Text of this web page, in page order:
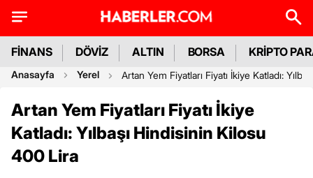
FİNANS DÖVİZ ALTIN BORSA KRİPTO
Anasayfa Yerel Artan Yem Fiyatları Fiyatı İkiye Katladı:
Artan Yem Fiyatları Fiyatı İkiye
Katladı: Yılbaşı Hindisinin Kilosu
400 Lira